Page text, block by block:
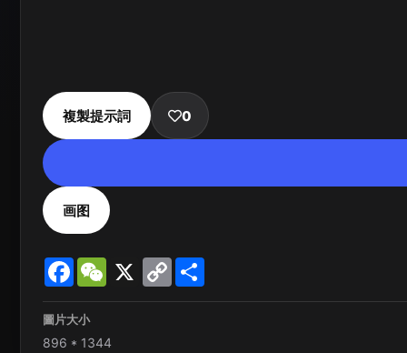
複製提示詞 0
画图
FacebookWeChat
X
Copy
Link
圖片大小
896 * 1344